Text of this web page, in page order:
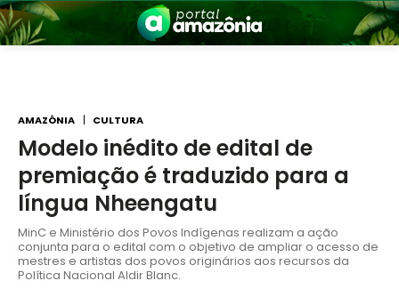
AMAZÔNIA CULTURA
Modelo inédito de edital de
premiação é traduzido para a
língua Nheengatu
MinC e Ministério dos Povos Indígenas realizam a ação
conjunta para o edital com o objetivo de ampliar o acesso de
mestres e artistas dos povos originários aos recursos da
Política Nacional Aldir Blanc.